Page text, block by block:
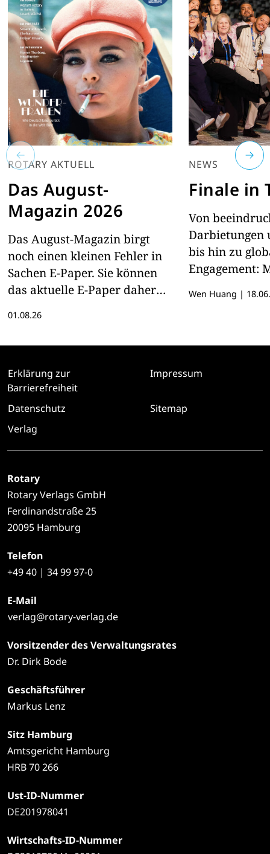
ROTARY AKTUELL
Das August-
Magazin 2026
Das August-Magazin birgt
noch einen kleinen Fehler in
Sachen E-Paper. Sie können
das aktuelle E-Paper daher
01.08.26
NEWS
Finale in
Von
Darbietungen
bis hin zu
Engagement:
globalen
Wen Huang |
Erklärung zur
Barrierefreiheit
Impressum
Datenschutz
Sitemap
Verlag
Rotary
Rotary Verlags GmbH
Ferdinandstraße 25
20095 Hamburg
Telefon
+4940 | 34 99 97-0
E-Mail
verlag@rotary-verlag.de
Vorsitzender des Verwaltungsrates
Dr. Dirk Bode
Geschäftsführer
Markus Lenz
Sitz Hamburg
Amtsgericht Hamburg
HRB 70 266
Ust-ID-Nummer
DE201978041
Wirtschafts-ID-Nummer